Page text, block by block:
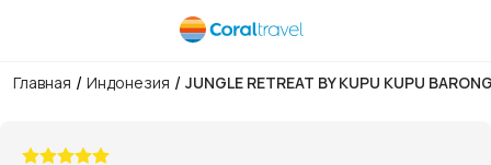
Главная / Индонезия / JUNGLE RETREAT BY KUPU KUPU